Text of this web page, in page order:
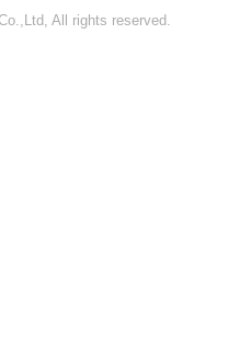
All rights reserved.